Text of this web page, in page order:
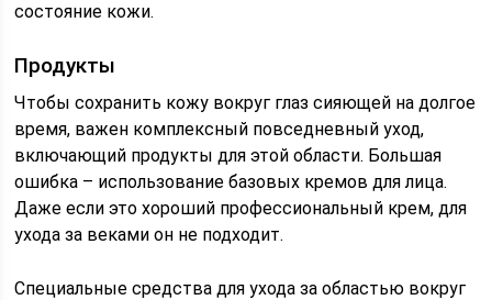
состояние кожи.
Продукты
Чтобы сохранить кожу вокруг глаз сияющей на долгое
время, важен комплексный повседневный уход,
включающий продукты для этой области. Большая
ошибка – использование базовых кремов для лица.
Даже если это хороший профессиональный крем, для
ухода за веками он не подходит.
Специальные средства для ухода за областью вокруг